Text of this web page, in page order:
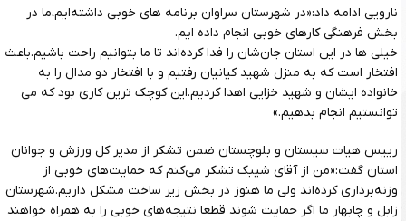
نارویی ادامه داد:«در شهرستان سراوان برنامه های خوبی داشته‌ایم،ما در
بخش فرهنگی کارهای خوبی انجام داده ایم.
خیلی ها در این استان جان‌شان را فدا کرده‌اند تا ما بتوانیم راحت باشیم.باعث
افتخار است که به منزل شهید کیانیان رفتیم و با افتخار دو مدال را به
خانواده ایشان و شهید خزایی اهدا کردیم.این کوچک ترین کاری بود که می
توانستیم انجام بدهیم.»
رییس هیات سیستان و بلوچستان ضمن تشکر از مدیر کل ورزش و جوانان
استان گفت:«من از آقای شیبک تشکر می‌کنم که حمایت‌های خوبی از
وزنه‌برداری کرده‌اند ولی ما هنوز در بخش زیر ساخت مشکل داریم.شهرستان
زابل و چابهار ما اگر حمایت شوند قطعا نتیجه‌های خوبی را به همراه خواهند